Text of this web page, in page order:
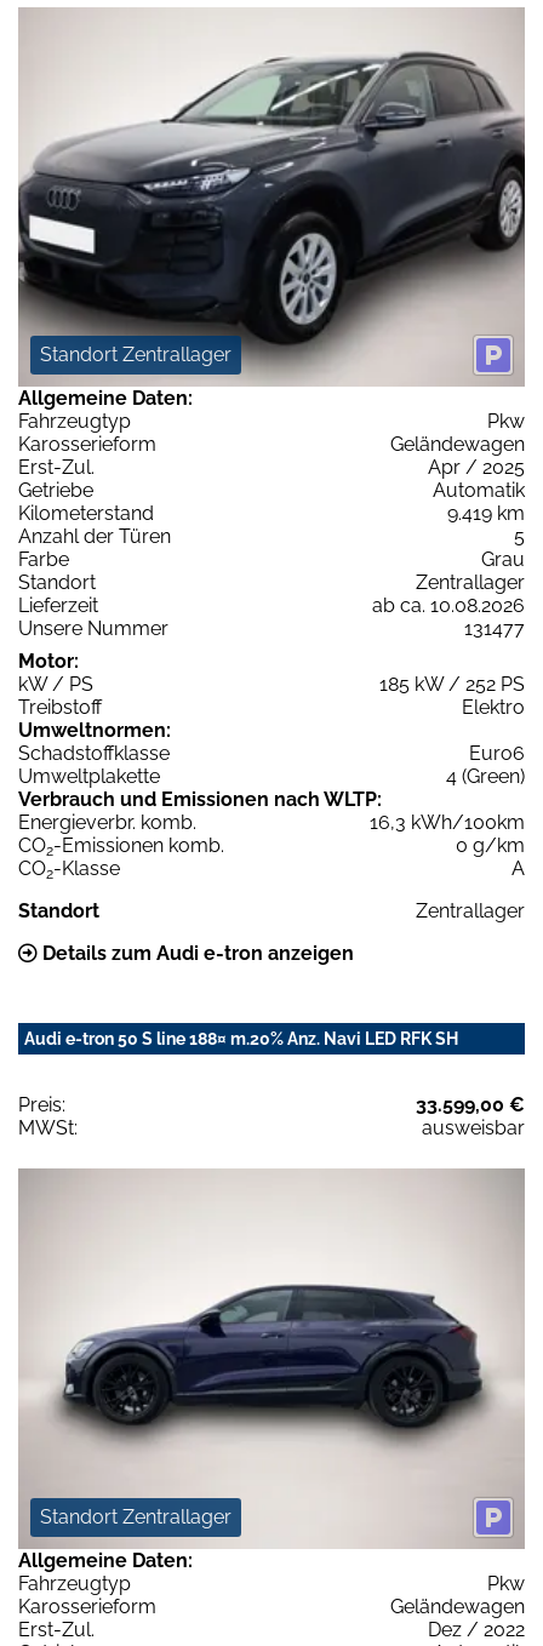
Standort Zentrallager
Allgemeine Daten:
Fahrzeugtyp
Pkw
Karosserieform
Geländewagen
Erst-Zul.
Apr / 2025
Getriebe
Automatik
Kilometerstand
9.419 km
Anzahl der Türen
5
Farbe
Grau
Standort
Zentrallager
Lieferzeit
ab ca. 10.08.2026
Unsere Nummer
131477
Motor:
kW / PS
185 kW / 252 PS
Treibstoff
Elektro
Umweltnormen:
Schadstoffklasse
Euro6
Umweltplakette
4 (Green)
Verbrauch und Emissionen nach WLTP:
Energieverbr. komb.
16,3 kWh/100km
CO2-Emissionen komb.
0 g/km
CO2-Klasse
A
Standort
Zentrallager
Details zum Audi e-tron anzeigen
Audi e-tron 50 S line 188¤ m.20% Anz. Navi LED RFK SH
Preis:
33.599,00 €
MWSt:
ausweisbar
Standort Zentrallager
Allgemeine Daten:
Fahrzeugtyp
Pkw
Karosserieform
Geländewagen
Erst-Zul.
Dez / 2022